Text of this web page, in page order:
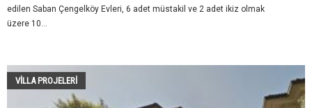
edilen Saban Çengelköy Evleri, 6 adet müstakil ve 2 adet ikiz olmak
üzere 10...
VILLA PROJELERI